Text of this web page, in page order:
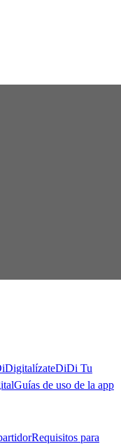
DiDi Tu
Guías de uso de la app
Requisitos para